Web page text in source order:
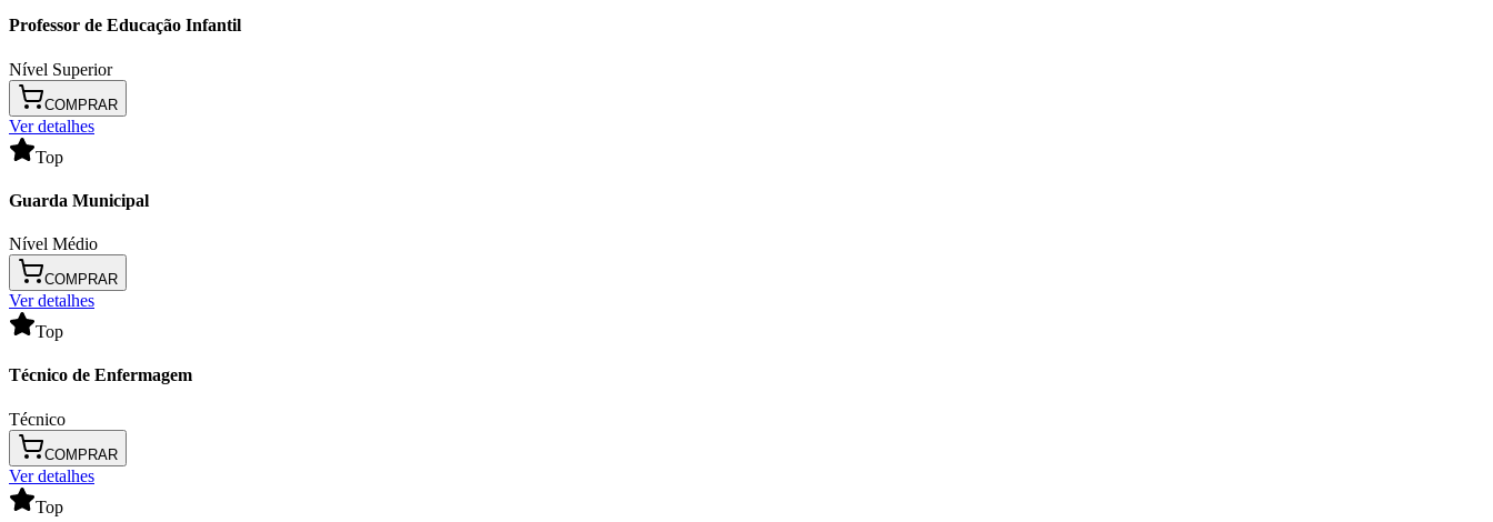
Professor de Educação Infantil
Nível Superior
COMPRAR
Ver detalhes
Top
Guarda Municipal
Nível Médio
COMPRAR
Ver detalhes
Top
Técnico de Enfermagem
Técnico
COMPRAR
Ver detalhes
Top